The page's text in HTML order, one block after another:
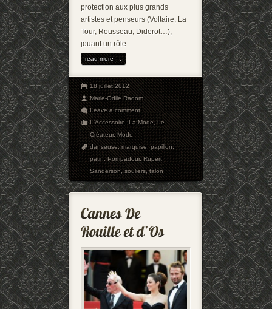
protection aux plus grands
artistes et penseurs (Voltaire, La
Tour, Rousseau, Diderot…),
jouant un rôle
read more
18 juillet 2012
Marie-Odile Radom
Leave a comment
L'Accessoire,La Mode,Le
Créateur,Mode
danseuse,marquise,papillon,
patin,Pompadour,Rupert
Sanderson,souliers,talon